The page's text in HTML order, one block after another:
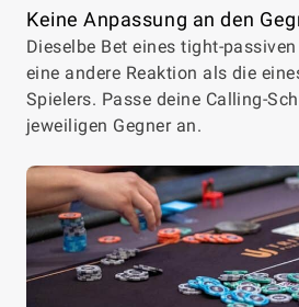
Keine Anpassung an den
Dieselbe Bet eines tight-
eine andere Reaktion als die
Spielers. Passe deine Calling-
jeweiligen Gegner an.